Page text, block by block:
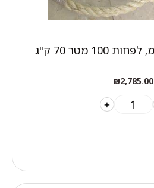
גליל חבל יוטה 32 מ"מ, לפחות 100 מטר 70 ק"ג
₪2,785.00
+